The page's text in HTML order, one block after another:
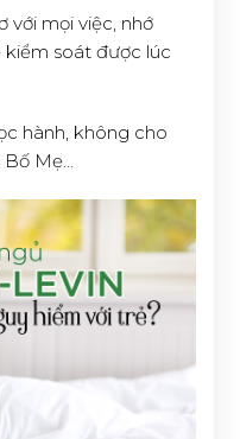
với mọi việc, nhớ
soát được lúc
hành, không cho
Bố Mẹ…